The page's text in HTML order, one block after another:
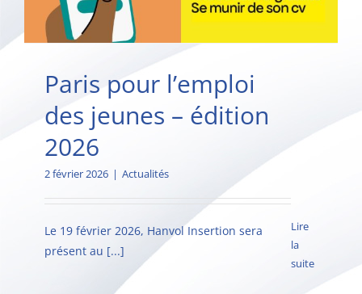
Paris pour l’emploi
des jeunes – édition
2026
2 février 2026 | Actualités
Le 19 février 2026, Hanvol Insertion sera
présent au [...]
Lire
la
suite